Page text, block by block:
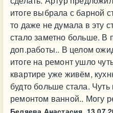
итоге выбрала с барной
то даже не думала в эту
стало заметно больше. В
доп.работы.. В целом
итоге на ремонт ушло
квартире уже живём,
будто больше стала.
ремонтом ванной.. Могу